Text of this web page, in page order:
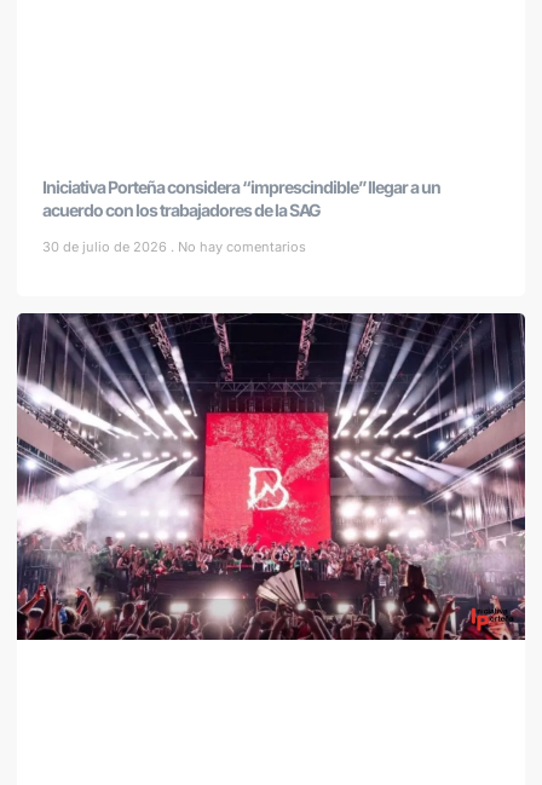
Iniciativa Porteña considera “imprescindible” llegar a un
acuerdo con los trabajadores de la SAG
30 de julio de 2026 No hay comentarios